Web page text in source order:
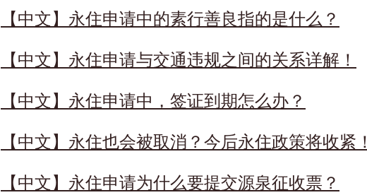
【中文】永住申请中的素行善良指的是什么？
【中文】永住申请与交通违规之间的关系详解！
【中文】永住申请中，签证到期怎么办？
【中文】永住也会被取消？今后永住政策将收紧！
【中文】永住申请为什么要提交源泉征收票？